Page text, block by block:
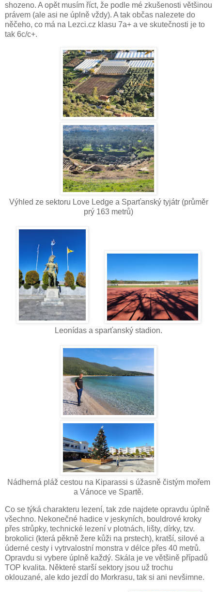
shozeno. A opět musím říct, že podle mé zkušenosti většinou
právem (ale asi ne úplně vždy). A tak občas nalezete do
něčeho, co má na Lezci.cz klasu 7a+ a ve skutečnosti je to
tak 6c/c+.
Výhled ze sektoru Love Ledge a Sparťanský tyjátr (průměr
prý 163 metrů)
Leonídas a sparťanský stadion.
Nádherná pláž cestou na Kiparassi s úžasně čistým mořem
a Vánoce ve Spartě.
Co se týká charakteru lezení, tak zde najdete opravdu úplně
všechno. Nekonečné hadice v jeskyních, bouldrové kroky
přes strůpky, technické lezení v plotnách, lišty, dírky, tzv.
brokolici (která pěkně žere kůži na prstech), kratší, silové a
úderné cesty i vytrvalostní monstra v délce přes 40 metrů.
Opravdu si vybere úplně každý. Skála je ve většině případů
TOP kvalita. Některé starší sektory jsou už trochu
oklouzané, ale kdo jezdí do Morkrasu, tak si ani nevšimne.